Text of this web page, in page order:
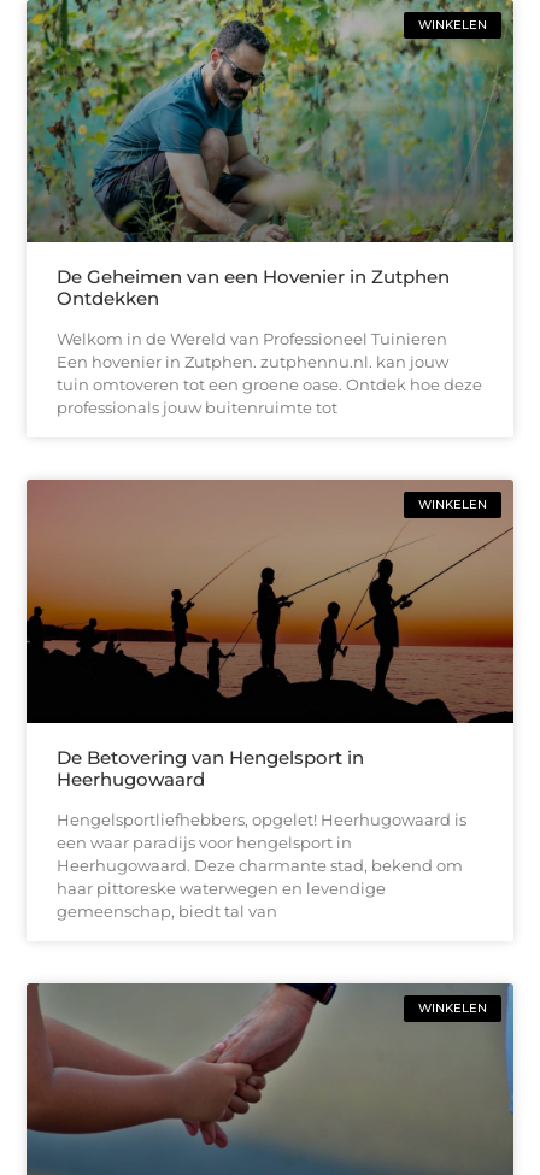
WINKELEN
De Geheimen van een Hovenier in Zutphen
Ontdekken
Welkom in de Wereld van Professioneel Tuinieren
Een hovenier in Zutphen. zutphennu.nl. kan jouw
tuin omtoveren tot een groene oase. Ontdek hoe deze
professionals jouw buitenruimte tot
WINKELEN
De Betovering van Hengelsport in
Heerhugowaard
Hengelsportliefhebbers, opgelet! Heerhugowaard is
een waar paradijs voor hengelsport in
Heerhugowaard. Deze charmante stad, bekend om
haar pittoreske waterwegen en levendige
gemeenschap, biedt tal van
WINKELEN